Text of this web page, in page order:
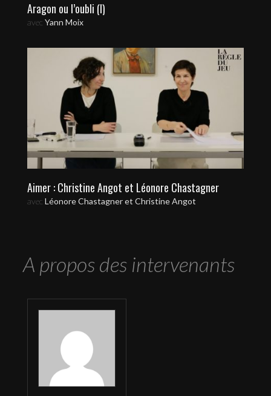
Aragon ou l’oubli (I)
avec Yann Moix
Aimer : Christine Angot et Léonore Chastagner
avec Léonore Chastagner et Christine Angot
A propos des intervenants